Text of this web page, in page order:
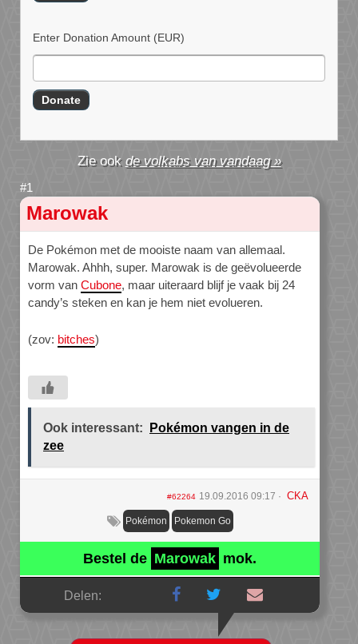
Enter Donation Amount (EUR)
de volkabs van vandaag »
Marowak
De Pokémon met de mooiste naam van allemaal.
Marowak. Ahhh, super. Marowak is de geëvolueerde
vorm van Cubone, maar uiteraard blijf je vaak bij 24
candy’s steken en kan je hem niet evolueren.
(zov: bitches)
Ook interessant:
Pokémon vangen in de
zee
#62264 19.09.2016 09:17 CKA
Pokémon Pokemon Go
Bestel de Marowak mok.
Delen: